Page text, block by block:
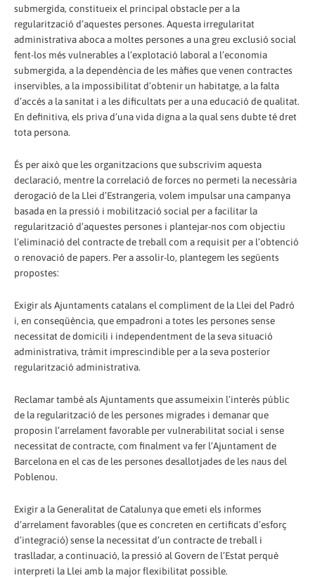
submergida, constitueix el principal obstacle per a la
regularització d’aquestes persones. Aquesta irregularitat
administrativa aboca a moltes persones a una greu exclusió social
fent-los més vulnerables a l’explotació laboral a l’economia
submergida, a la dependència de les màfies que venen contractes
inservibles, a la impossibilitat d’obtenir un habitatge, a la falta
d’accés a la sanitat i a les dificultats per a una educació de qualitat.
En definitiva, els priva d’una vida digna a la qual sens dubte té dret
tota persona.
És per això que les organitzacions que subscrivim aquesta
declaració, mentre la correlació de forces no permeti la necessària
derogació de la Llei d’Estrangeria, volem impulsar una campanya
basada en la pressió i mobilització social per a facilitar la
regularització d’aquestes persones i plantejar-nos com objectiu
l’eliminació del contracte de treball com a requisit per a l’obtenció
o renovació de papers. Per a assolir-lo, plantegem les següents
propostes:
Exigir als Ajuntaments catalans el compliment de la Llei del Padró
i, en conseqüència, que empadroni a totes les persones sense
necessitat de domicili i independentment de la seva situació
administrativa, tràmit imprescindible per a la seva posterior
regularització administrativa.
Reclamar també als Ajuntaments que assumeixin l’interès públic
de la regularització de les persones migrades i demanar que
proposin l’arrelament favorable per vulnerabilitat social i sense
necessitat de contracte, com finalment va fer l’Ajuntament de
Barcelona en el cas de les persones desallotjades de les naus del
Poblenou.
Exigir a la Generalitat de Catalunya que emeti els informes
d’arrelament favorables (que es concreten en certificats d’esforç
d’integració) sense la necessitat d’un contracte de treball i
traslladar, a continuació, la pressió al Govern de l’Estat perquè
interpreti la Llei amb la major flexibilitat possible.